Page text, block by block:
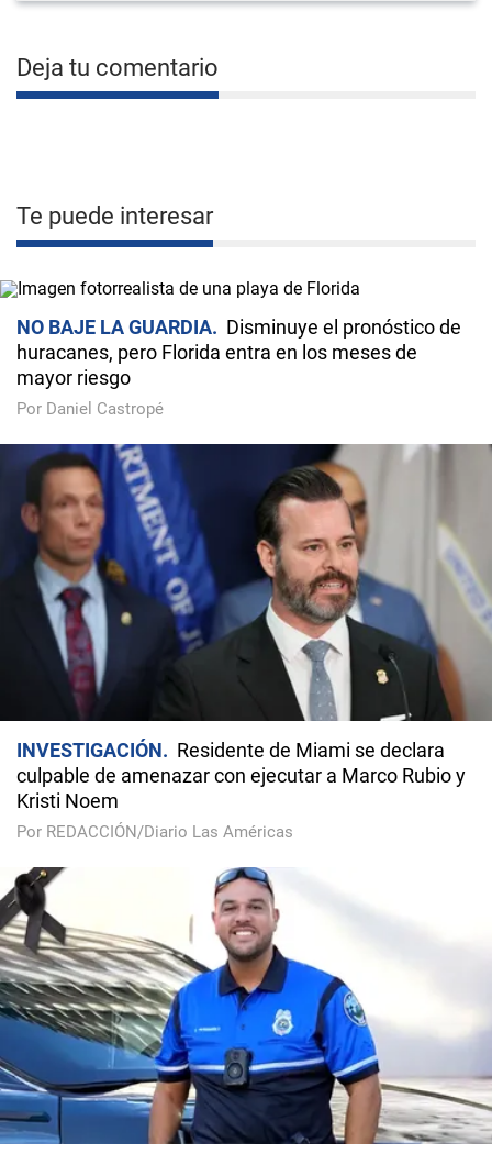
Deja tu comentario
Te puede interesar
NO BAJE LA GUARDIA
Disminuye el pronóstico de
huracanes, pero Florida entra en los meses de
mayor riesgo
Por Daniel Castropé
INVESTIGACIÓN
Residente de Miami se declara
culpable de amenazar con ejecutar a Marco Rubio y
Kristi Noem
Por REDACCIÓN/Diario Las Américas